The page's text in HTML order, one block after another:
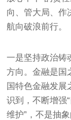
向、管大局、作
航向破浪前行。
一是坚持政治铸
方向。金融是国
国特色金融发展
识到，不断增强
维护”，不是抽